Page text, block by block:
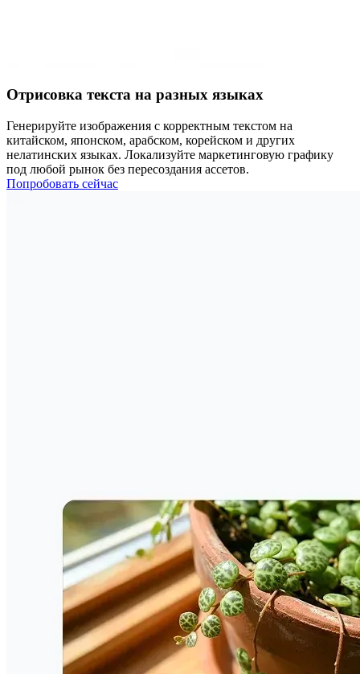
Отрисовка текста на разных языках
Генерируйте изображения с корректным текстом на
китайском, японском, арабском, корейском и других
нелатинских языках. Локализуйте маркетинговую графику
под любой рынок без пересоздания ассетов.
Попробовать сейчас